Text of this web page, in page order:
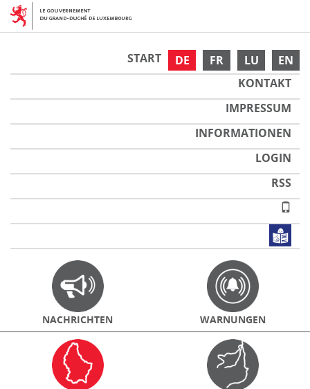
DE FR LU EN
START
KONTAKT
IMPRESSUM
INFORMATIONEN
LOGIN
RSS
NACHRICHTEN WARNUNGEN